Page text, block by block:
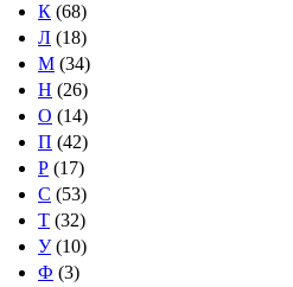
К (68)
Л (18)
М (34)
Н (26)
О (14)
П (42)
Р (17)
С (53)
Т (32)
У(10)
Ф (3)